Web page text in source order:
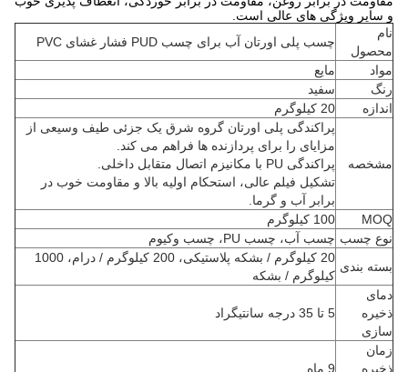
و سایر ویژگی های عالی است.
نام
محصول
چسب پلی اورتان آب برای چسب PUD فشار غشای PVC
مواد
مایع
رنگ
سفید
اندازه
20 کیلوگرم
مشخصه
پراکندگی پلی اورتان گروه شرق یک جزئی طیف وسیعی از
مزایای را برای پردازنده ها فراهم می کند.
پراکندگی PU با مکانیزم اتصال متقابل داخلی.
تشکیل فیلم عالی، استحکام اولیه بالا و مقاومت خوب در
برابر آب و گرما.
MOQ
100 کیلوگرم
نوع چسب چسب آب، چسب PU، چسب وکیوم
بسته بندی
20 کیلوگرم / بشکه پلاستیکی، 200 کیلوگرم / درام، 1000
کیلوگرم / بشکه
دمای
ذخیره
سازی
5 تا 35 درجه سانتیگراد
زمان
ذخیره